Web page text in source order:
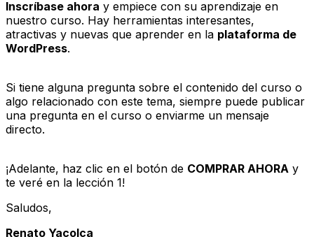
Inscríbase ahora y empiece con su aprendizaje en
nuestro curso. Hay herramientas interesantes,
atractivas y nuevas que aprender en la plataforma de
WordPress.
Si tiene alguna pregunta sobre el contenido del curso o
algo relacionado con este tema, siempre puede publicar
una pregunta en el curso o enviarme un mensaje
directo.
¡Adelante, haz clic en el botón de COMPRAR AHORA y
te veré en la lección 1!
Saludos,
Renato Yacolca